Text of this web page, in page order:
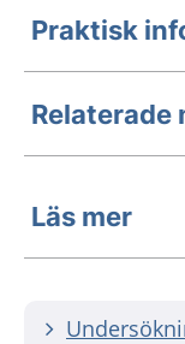
Praktisk
Läs mer